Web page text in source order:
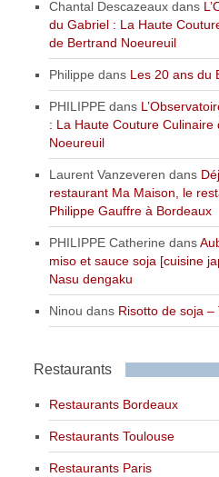
Chantal Descazeaux dans
du Gabriel : La Haute
de Bertrand Noeureuil
Philippe dans Les 20 ans du
PHILIPPE dans
: La Haute Couture Culinaire
Noeureuil
Laurent Vanzeveren dans
restaurant Ma Maison, le
Philippe Gauffre à Bordeaux
PHILIPPE Catherine dans
miso et sauce soja [cuisine
Nasu dengaku
Ninou dans Risotto de soja
Restaurants
Restaurants Bordeaux
Restaurants Toulouse
Restaurants Paris